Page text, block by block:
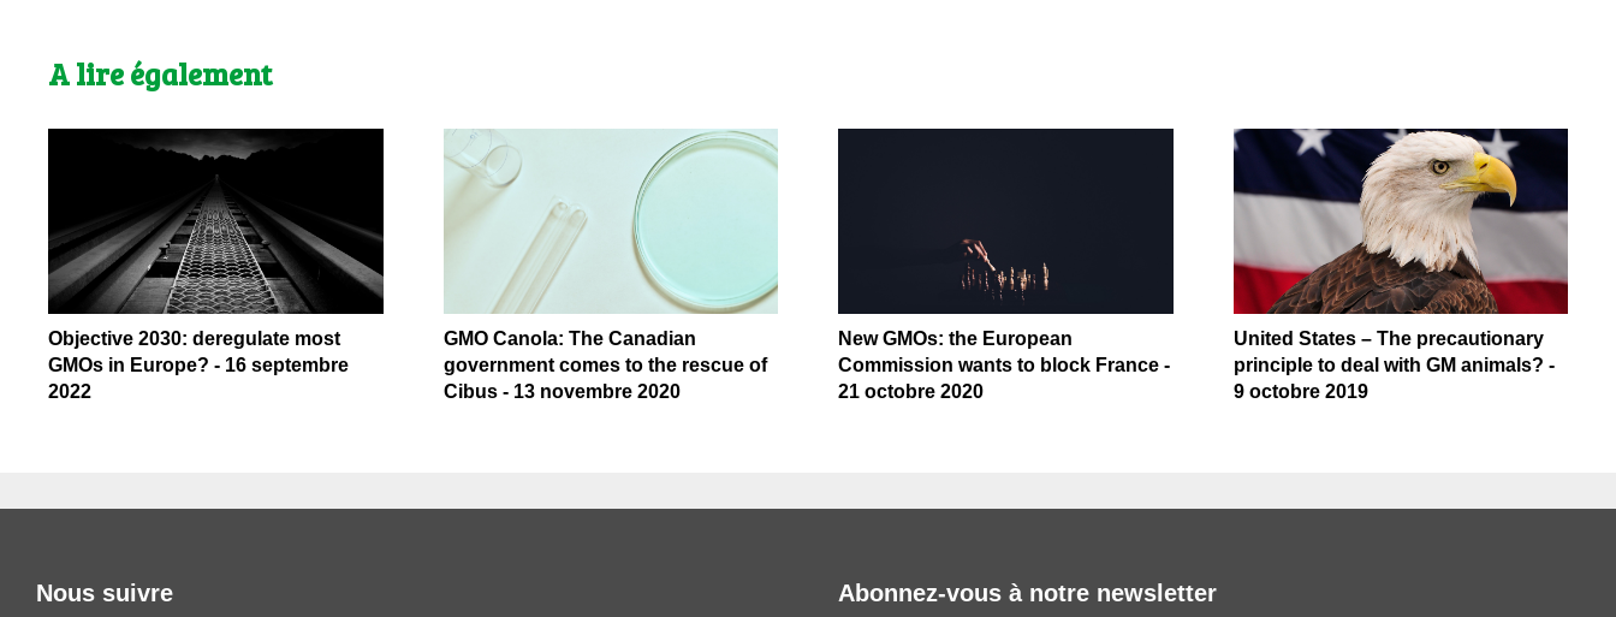
A lire également
Objective 2030: deregulate most
GMOs in Europe? - 16 septembre
2022
GMO Canola: The Canadian
government comes to the rescue of
Cibus - 13 novembre 2020
New GMOs: the European
Commission wants to block France -
21 octobre 2020
United States – The precautionary
principle to deal with GM animals? -
9 octobre 2019
Nous suivre Abonnez-vous à notre newsletter